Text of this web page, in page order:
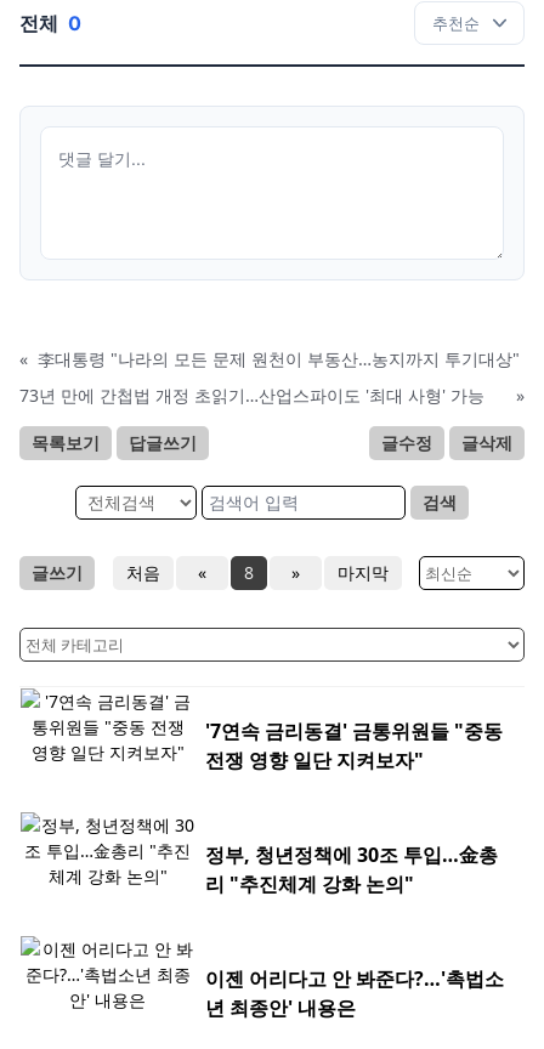
전체 0
« 李대통령 "나라의 모든 문제 원천이 부동산…농지까지 투기대상"
73년 만에 간첩법 개정 초읽기…산업스파이도 '최대 사형' 가능
»
목록보기 답글쓰기 글수정 글삭제
검색
글쓰기 처음 « 8 » 마지막
'7연속 금리동결' 금통위원들 "중동
전쟁 영향 일단 지켜보자"
정부, 청년정책에 30조 투입…金총
리 "추진체계 강화 논의"
이젠 어리다고 안 봐준다?…'촉법소
년 최종안' 내용은